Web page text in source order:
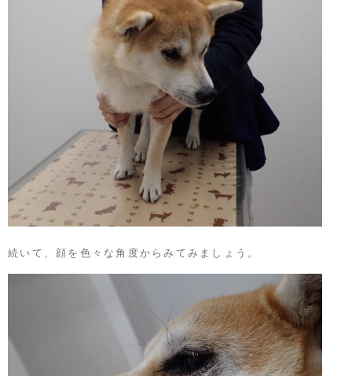
続いて、顔を色々な角度からみてみましょう。